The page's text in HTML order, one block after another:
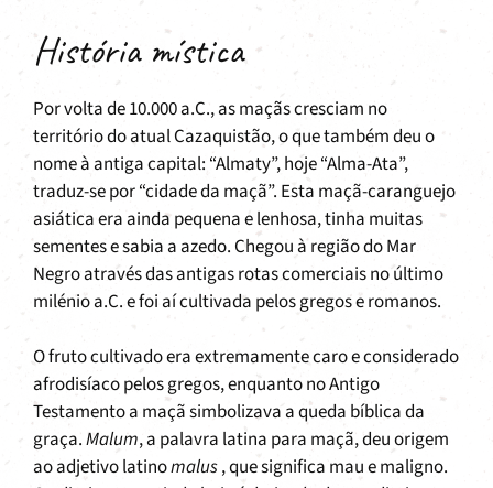
História mística
Por volta de 10.000 a.C., as maçãs cresciam no
território do atual Cazaquistão, o que também deu o
nome à antiga capital: “Almaty”, hoje “Alma-Ata”,
traduz-se por “cidade da maçã”. Esta maçã-caranguejo
asiática era ainda pequena e lenhosa, tinha muitas
sementes e sabia a azedo. Chegou à região do Mar
Negro através das antigas rotas comerciais no último
milénio a.C. e foi aí cultivada pelos gregos e romanos.
O fruto cultivado era extremamente caro e considerado
afrodisíaco pelos gregos, enquanto no Antigo
Testamento a maçã simbolizava a queda bíblica da
graça.Malum, a palavra latina para maçã, deu origem
ao adjetivo latinomalus, que significa mau e maligno.